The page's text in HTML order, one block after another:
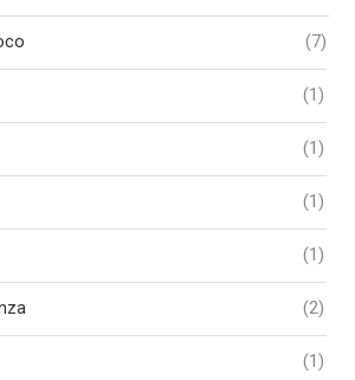
(7)
(1)
(1)
(1)
(1)
(2)
(1)